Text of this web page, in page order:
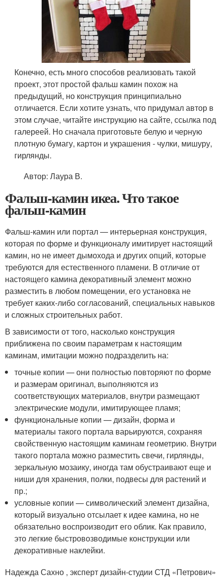
Конечно, есть много способов реализовать такой
проект, этот простой фальш камин похож на
предыдущий, но конструкция принципиально
отличается. Если хотите узнать, что придумал автор в
этом случае, читайте инструкцию на сайте, ссылка под
галереей. Но сначала приготовьте белую и черную
плотную бумагу, картон и украшения - чулки, мишуру,
гирлянды.
Автор: Лаура В.
Фальш-камин икеа. Что такое
фальш-камин
Фальш-камин или портал — интерьерная конструкция,
которая по форме и функционалу имитирует настоящий
камин, но не имеет дымохода и других опций, которые
требуются для естественного пламени. В отличие от
настоящего камина декоративный элемент можно
разместить в любом помещении, его установка не
требует каких-либо согласований, специальных навыков
и сложных строительных работ.
В зависимости от того, насколько конструкция
приближена по своим параметрам к настоящим
каминам, имитации можно подразделить на:
точные копии — они полностью повторяют по форме
и размерам оригинал, выполняются из
соответствующих материалов, внутри размещают
электрические модули, имитирующее пламя;
функциональные копии — дизайн, форма и
материалы такого портала варьируются, сохраняя
свойственную настоящим каминам геометрию. Внутри
такого портала можно разместить свечи, гирлянды,
зеркальную мозаику, иногда там обустраивают еще и
ниши для хранения, полки, подвесы для растений и
пр.;
условные копии — символический элемент дизайна,
который визуально отсылает к идее камина, но не
обязательно воспроизводит его облик. Как правило,
это легкие быстровозводимые конструкции или
декоративные наклейки.
Надежда Сахно , эксперт дизайн-студии СТД «Петрович»